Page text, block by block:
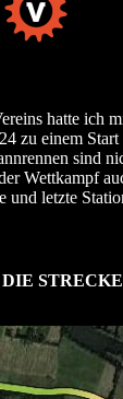
hatte ich
zu einem
sind
Wettkampf
und letzte